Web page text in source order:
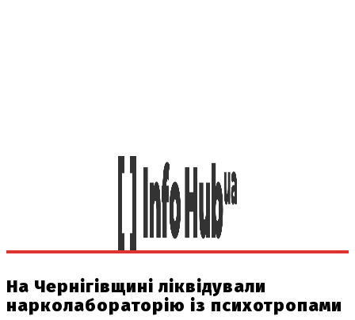
На Чернігівщині ліквідували
нарколабораторію із психотропами